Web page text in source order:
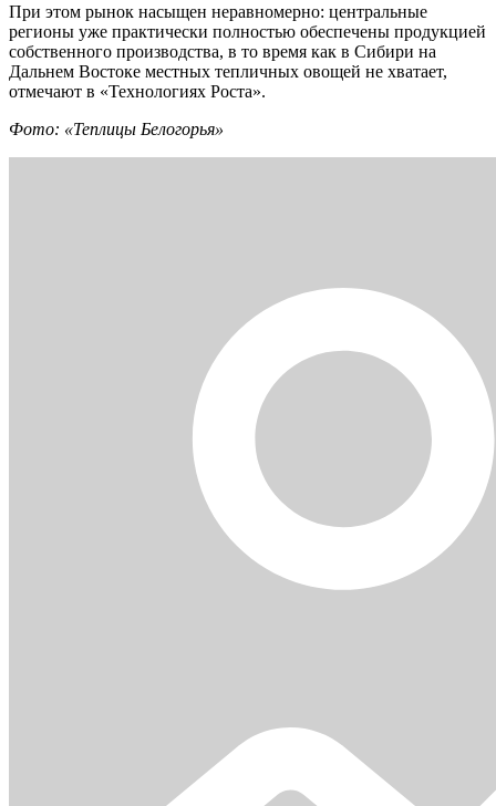
При этом рынок насыщен неравномерно: центральные
регионы уже практически полностью обеспечены продукцией
собственного производства, в то время как в Сибири на
Дальнем Востоке местных тепличных овощей не хватает,
отмечают в «Технологиях Роста».
Фото: «Теплицы Белогорья»